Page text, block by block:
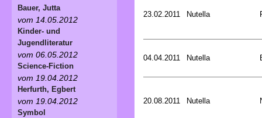
23.02.2011 Nutella
04.04.2011 Nutella
20.08.2011 Nutella
Bauer, Jutta
vom 14.05.2012
Kinder- und
Jugendliteratur
vom 06.05.2012
Science-Fiction
vom 19.04.2012
Herfurth, Egbert
vom 19.04.2012
Symbol